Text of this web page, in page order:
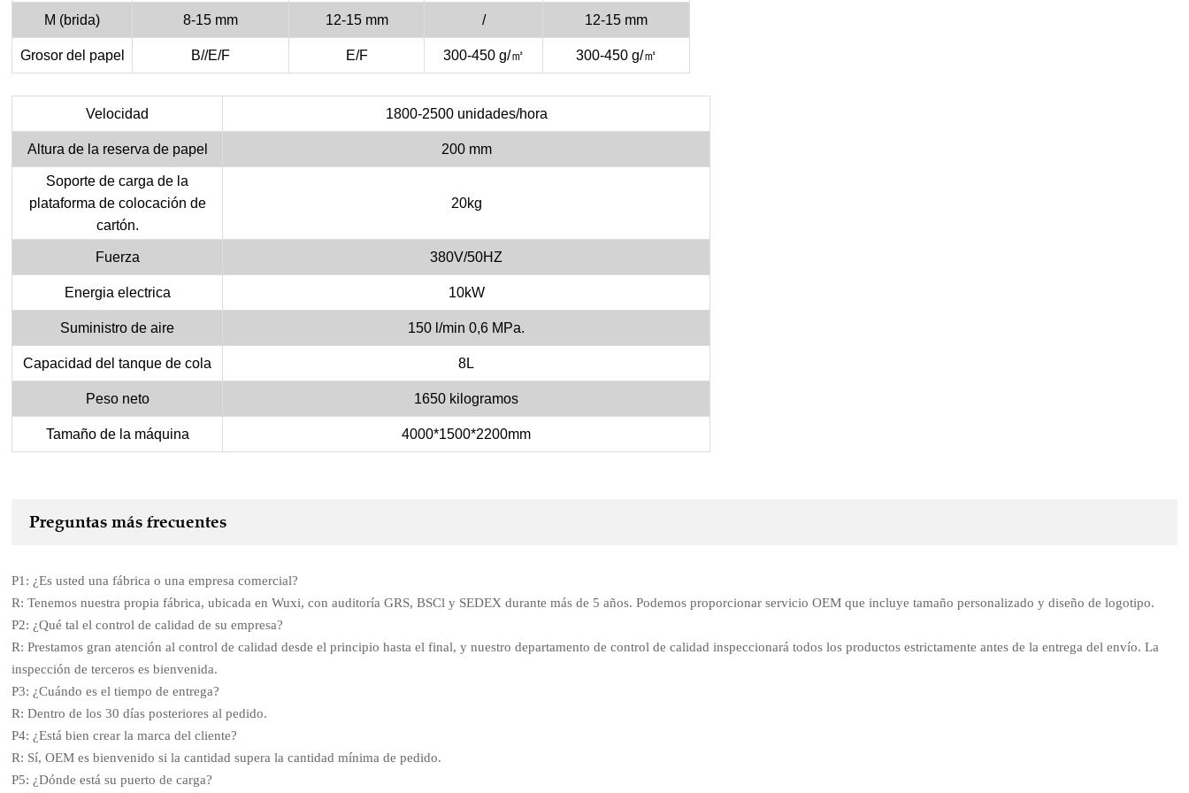
M (brida) 8-15 mm 12-15 mm / 12-15 mm
Grosor del papel B//E/F E/F 300-450 g/㎡ 300-450 g/㎡
Velocidad 1800-2500 unidades/hora
Altura de la reserva de papel 200 mm
Soporte de carga de la
plataforma de colocación de
cartón.
20kg
Fuerza 380V/50HZ
Energia electrica 10kW
Suministro de aire 150 l/min 0,6 MPa.
Capacidad del tanque de cola 8L
Peso neto 1650 kilogramos
Tamaño de la máquina 4000*1500*2200mm
Preguntas más frecuentes
P1: ¿Es usted una fábrica o una empresa comercial?
R: Tenemos nuestra propia fábrica, ubicada en Wuxi, con auditoría GRS, BSCl y SEDEX durante más de 5 años. Podemos proporcionar servicio OEM que incluye tamaño personalizado y diseño de logotipo.
P2: ¿Qué tal el control de calidad de su empresa?
R: Prestamos gran atención al control de calidad desde el principio hasta el final, y nuestro departamento de control de calidad inspeccionará todos los productos estrictamente antes de la entrega del envío. La
inspección de terceros es bienvenida.
P3: ¿Cuándo es el tiempo de entrega?
R: Dentro de los 30 días posteriores al pedido.
P4: ¿Está bien crear la marca del cliente?
R: Sí, OEM es bienvenido si la cantidad supera la cantidad mínima de pedido.
P5: ¿Dónde está su puerto de carga?